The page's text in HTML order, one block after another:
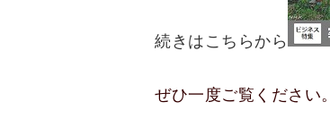
続きはこちらから
ぜひ一度ご覧ください。